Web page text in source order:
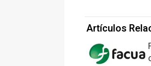
Artículos